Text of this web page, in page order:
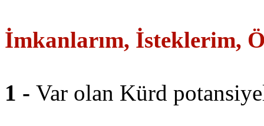
İmkanlarım, İsteklerim,
1 - Var olan Kürd